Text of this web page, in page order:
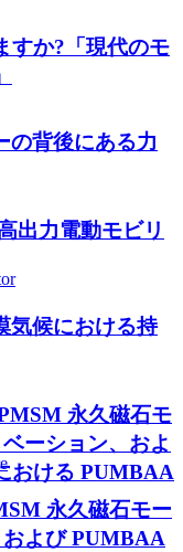
すか?「現代のモ
の背後にある力
出力電動モビリ
気候における持
永久磁石モ
ーション、およ
おける PUMBAA
永久磁石モー
よび PUMBAA